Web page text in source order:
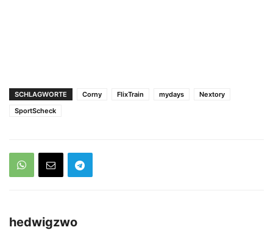
SCHLAGWORTE Corny FlixTrain mydays
Nextory
SportScheck
hedwigzwo